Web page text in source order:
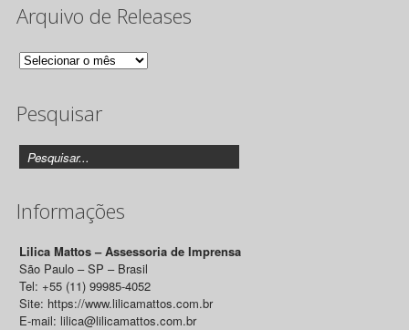
Arquivo de Releases
Arquivo
Releases
Pesquisar
Informações
Lilica Mattos – Assessoria de Imprensa
São Paulo – SP – Brasil
Tel: +55 (11) 99985-4052
Site: https://www.lilicamattos.com.br
E-mail: lilica@lilicamattos.com.br